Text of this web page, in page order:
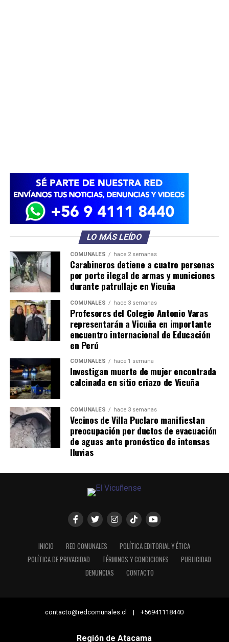
LO MÁS LEÍDO
COMUNALES hace 2 semanas
Carabineros detiene a cuatro personas
por porte ilegal de armas y municiones
durante patrullaje en Vicuña
COMUNALES hace 3 semanas
Profesores del Colegio Antonio Varas
representarán a Vicuña en importante
encuentro internacional de Educación
en Perú
COMUNALES hace 1 semana
Investigan muerte de mujer encontrada
calcinada en sitio eriazo de Vicuña
COMUNALES hace 3 semanas
Vecinos de Villa Puclaro manifiestan
preocupación por ductos de evacuación
de aguas ante pronóstico de intensas
lluvias
INICIO RED COMUNALES
POLÍTICA EDITORIAL Y ÉTICA
POLÍTICA DE PRIVACIDAD
TÉRMINOS Y CONDICIONES
PUBLICIDAD
DENUNCIAS
CONTACTO
contacto@redcomunales.cl | +56941118440
Región de Atacama